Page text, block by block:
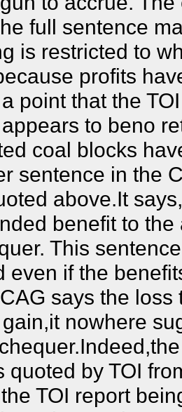
full sentence
is restricted to
profits
point that the
to beno
coal blocks
sentence in the
above.It
benefit to
This
even if the
says the
nowhere
quoted by TOI
TOI report